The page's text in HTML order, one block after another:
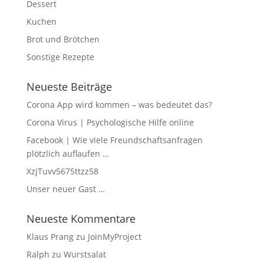
Dessert
Kuchen
Brot und Brötchen
Sonstige Rezepte
Neueste Beiträge
Corona App wird kommen – was bedeutet das?
Corona Virus | Psychologische Hilfe online
Facebook | Wie viele Freundschaftsanfragen
plötzlich auflaufen …
XzjTuvv5675ttzz58
Unser neuer Gast …
Neueste Kommentare
Klaus Prangzu JoinMyProject
Ralph zu Wurstsalat